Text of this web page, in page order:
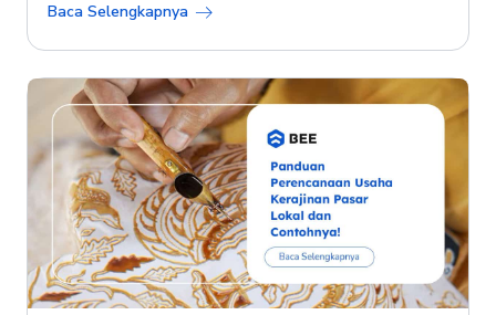
Baca Selengkapnya